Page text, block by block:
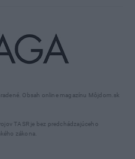
Obsah online magazínu Môjdom.sk
TASR je bez predchádzajúceho
zákona.